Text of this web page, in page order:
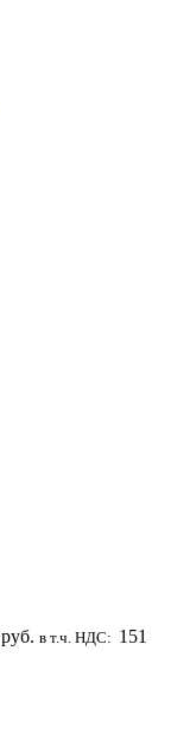
руб. в т.ч. НДС: 151